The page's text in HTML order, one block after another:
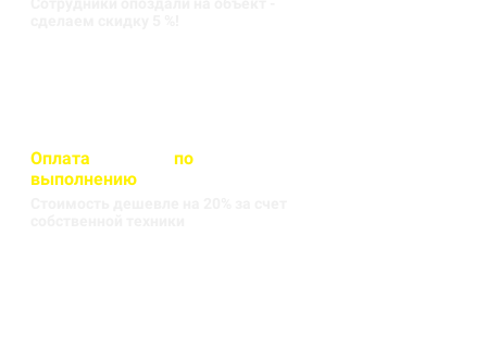
Оплата
по
выполнению